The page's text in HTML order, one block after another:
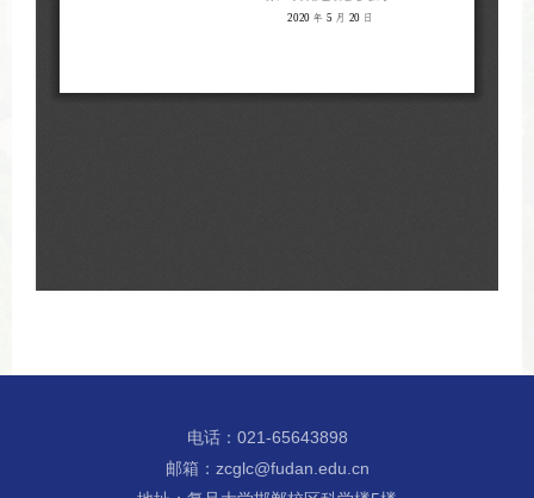
电话：021-65643898
邮箱：zcglc@fudan.edu.cn